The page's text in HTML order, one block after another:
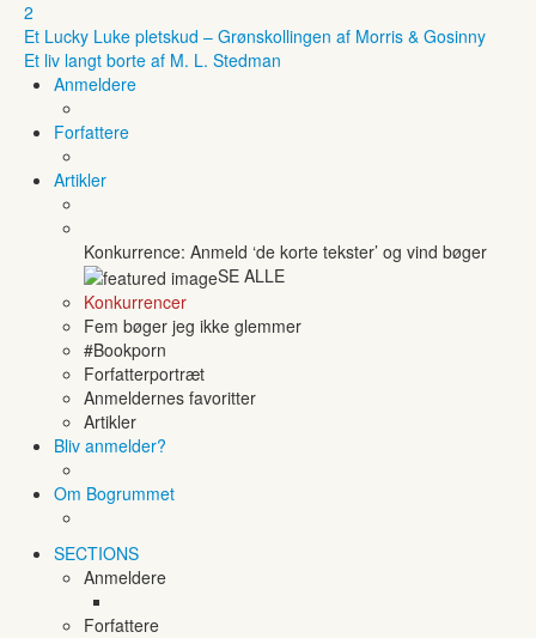
2
Et Lucky Luke pletskud – Grønskollingen af Morris & Gosinny
Et liv langt borte af M. L. Stedman
Anmeldere
Forfattere
Artikler
Konkurrence: Anmeld ‘de korte tekster’ og vind bøger
SE ALLE
Konkurrencer
Fem bøger jeg ikke glemmer
#Bookporn
Forfatterportræt
Anmeldernes favoritter
Artikler
Bliv anmelder?
Om Bogrummet
SECTIONS
Anmeldere
Forfattere